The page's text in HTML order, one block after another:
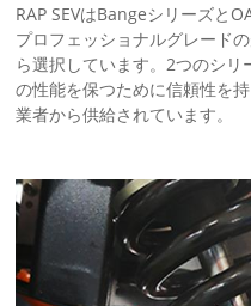
RAP SEVはBangeシリーズと
プロフェッショナルグレード
ら選択しています。2つのシ
の性能を保つために信頼性を
業者から供給されています。